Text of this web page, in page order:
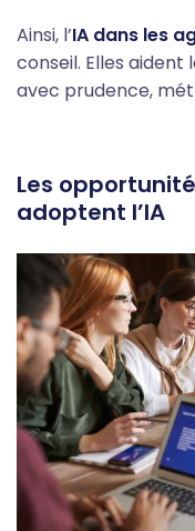
Ainsi, l’IA dans les
conseil. Elles aident
avec prudence,
Les
adoptent l’IA